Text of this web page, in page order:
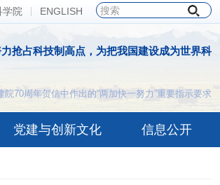
学院 ENGLISH
抢占科技制高点，为把我国建设成为世界科
70周年贺信中作出的“两加快一努力”重要指示要求
党建与创新文化 信息公开